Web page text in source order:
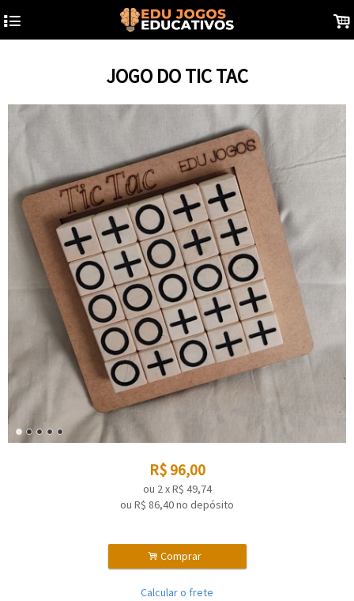
4 .
JOGO DO TIC TAC
R$ 96,00
ou 2xR$ 49,74
ou R$ 86,40no depósito
. Comprar
Calcular o frete